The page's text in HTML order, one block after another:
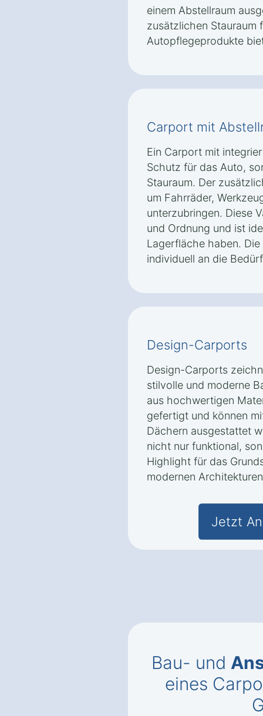
einem Abstellraum
zusätzlichen Stauraum
Autopflegeprodukte
Carport mit
Ein Carport mit
Schutz für das Auto,
Stauraum. Der
um Fahrräder,
unterzubringen. Diese
und Ordnung und ist
Lagerfläche haben.
individuell an die
Design-Carports
Design-Carports
stilvolle und moderne
aus hochwertigen
gefertigt und können
Dächern ausgestattet
nicht nur funktional,
Highlight für das
modernen
Jetzt
Bau- und
eines